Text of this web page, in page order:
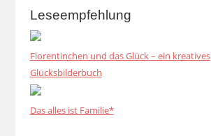
Leseempfehlung
Florentinchen und das Glück – ein kreatives
Glücksbilderbuch
Das alles ist Familie*